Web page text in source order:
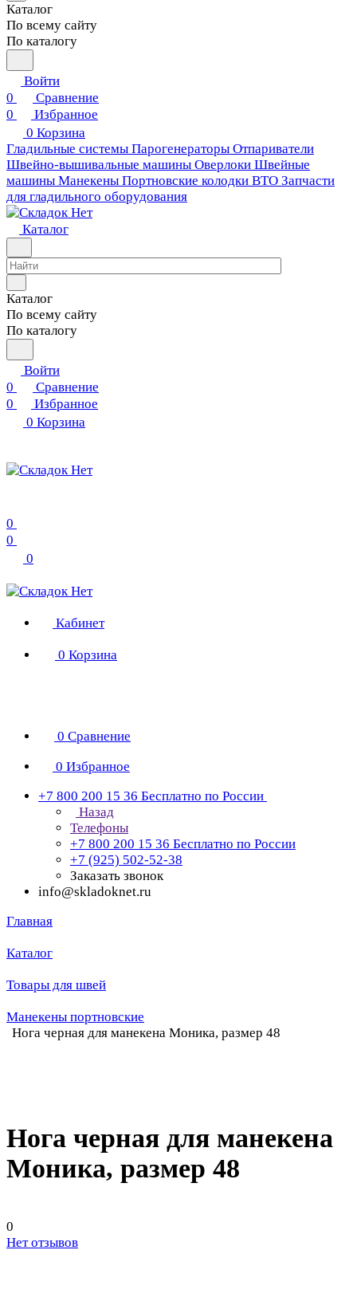
Каталог
По всему сайту
По каталогу
Войти
0
Сравнение
0
Избранное
0 Корзина
Гладильные системы Парогенераторы Отпариватели
Швейно-вышивальные машины Оверлоки Швейные
машины Манекены Портновские колодки ВТО Запчасти
для гладильного оборудования
Каталог
Каталог
По всему сайту
По каталогу
Войти
0
Сравнение
0
Избранное
0 Корзина
0
0
0
Кабинет
0 Корзина
0 Сравнение
0 Избранное
+7 800 200 15 36 Бесплатно по России
Назад
Телефоны
+7 800 200 15 36 Бесплатно по России
+7 (925) 502-52-38
Заказать звонок
info@skladoknet.ru
Главная
Каталог
Товары для швей
Манекены портновские
Нога черная для манекена Моника, размер 48
Нога черная для манекена
Моника, размер 48
0
Нет отзывов